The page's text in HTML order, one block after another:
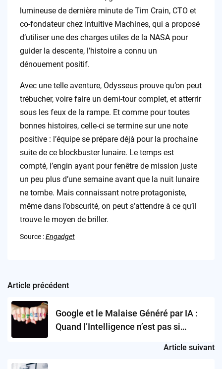
lumineuse de dernière minute de Tim Crain, CTO et
co-fondateur chez Intuitive Machines, qui a proposé
d’utiliser une des charges utiles de la NASA pour
guider la descente, l’histoire a connu un
dénouement positif.
Avec une telle aventure, Odysseus prouve qu’on peut
trébucher, voire faire un demi-tour complet, et atterrir
sous les feux de la rampe. Et comme pour toutes
bonnes histoires, celle-ci se termine sur une note
positive : l’équipe se prépare déjà pour la prochaine
suite de ce blockbuster lunaire. Le temps est
compté, l’engin ayant pour fenêtre de mission juste
un peu plus d’une semaine avant que la nuit lunaire
ne tombe. Mais connaissant notre protagoniste,
même dans l’obscurité, on peut s’attendre à ce qu’il
trouve le moyen de briller.
Source :Engadget
Post
navigation
Article précédent
Google et le Malaise Généré par IA :
Quand l’Intelligence n’est pas si
Article suivant